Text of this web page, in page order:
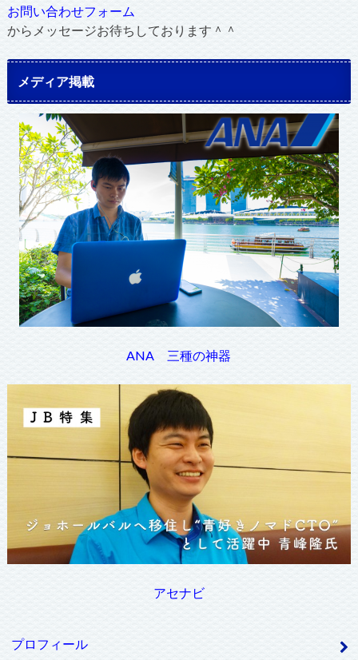
お問い合わせフォーム
からメッセージお待ちしております＾＾
メディア掲載
ANA 三種の神器
アセナビ
プロフィール